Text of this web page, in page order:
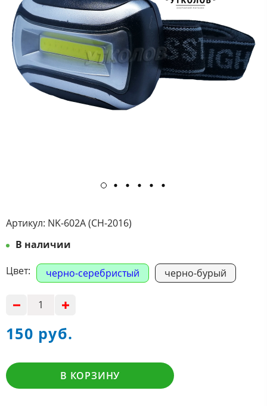
Артикул: NK-602A (CH-2016)
В наличии
Цвет:
черно-серебристый черно-бурый
150 руб.
В КОРЗИНУ